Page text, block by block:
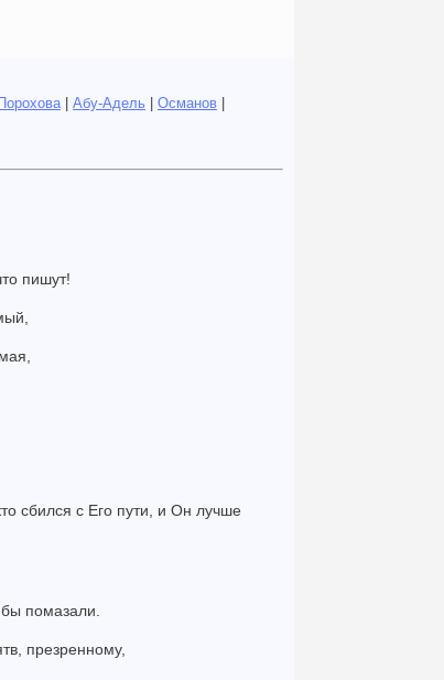
| Абу-Адель | Османов |
пишут!
сбился с Его пути, и Он лучше
помазали.
презренному,